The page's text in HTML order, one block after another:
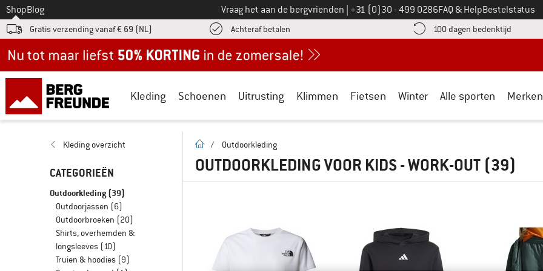
Naar
ShopBlog Vraag het aan de bergvrienden Bel ons op
+31 (0)30 - 499 0286FAQ & HelpBestelstatus
Gratis verzending vanaf € 69 (NL) Achteraf betalen vind de betalingsinformatie hier! Opent in een infovak
100 dagen bedenktijd Vind
Kleding Schoenen Uitrusting Klimmen Fietsen Winter Alle sporten Merken
Kleding overzicht
CATEGORIEËN
Outdoorkleding (39)
Outdoorjassen (6)
Outdoorbroeken (20)
Shirts, overhemden &
longsleeves (10)
Truien & hoodies (9)
Startpagina
/ Outdoorkleding
OUTDOORKLEDING VOOR KIDS - WORK-OUT (39)